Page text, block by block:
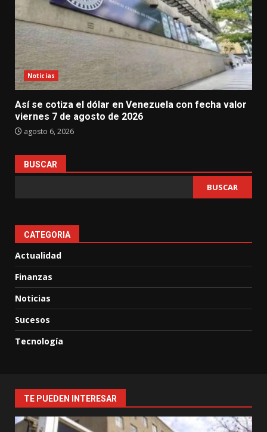
Noticias
Así se cotiza el dólar en Venezuela con fecha valor
viernes 7 de agosto de 2026
agosto 6, 2026
BUSCAR
BUSCAR
CATEGORIA
Actualidad
Finanzas
Noticias
Sucesos
Tecnología
TE PUEDEN INTERESAR